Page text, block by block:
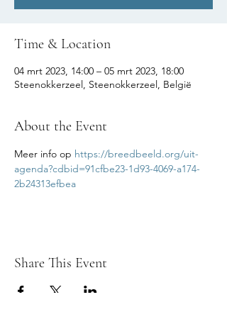
Time & Location
04 mrt 2023, 14:00 – 05 mrt 2023, 18:00
Steenokkerzeel, Steenokkerzeel, België
About the Event
Meer info op https://breedbeeld.org/uit-
agenda?cdbid=91cfbe23-1d93-4069-a174-
2b24313efbea
Share This Event